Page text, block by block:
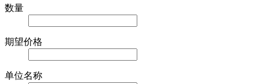
数量
期望价格
单位名称